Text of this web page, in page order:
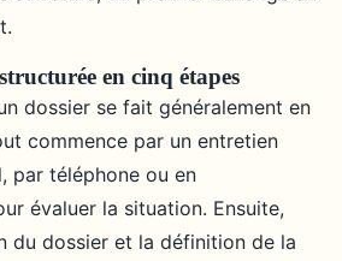
en cinq étapes
dossier se fait généralement en
commence par un entretien
par téléphone ou en
évaluer la situation. Ensuite,
du dossier et la définition de la